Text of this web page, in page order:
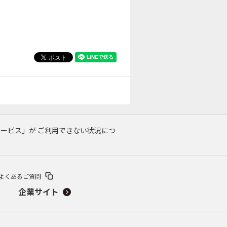
ビス」が ご利用できない状況につ
くあるご質問
企業サイト